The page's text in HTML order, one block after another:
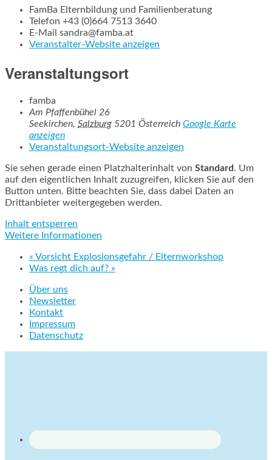
FamBa Elternbildung und Familienberatung
Telefon +43 (0)664 7513 3640
E-Mail sandra@famba.at
Veranstalter-Website anzeigen
Veranstaltungsort
famba
Am Pfaffenbühel 26
Seekirchen, Salzburg 5201 Österreich Google Karte
anzeigen
Veranstaltungsort-Website anzeigen
Sie sehen gerade einen Platzhalterinhalt von Standard . Um
auf den eigentlichen Inhalt zuzugreifen, klicken Sie auf den
Button unten. Bitte beachten Sie, dass dabei Daten an
Drittanbieter weitergegeben werden.
Inhalt entsperren
Weitere Informationen
« Vorsicht Explosionsgefahr / Elternworkshop
Was regt dich auf? »
Über uns
Newsletter
Kontakt
Impressum
Datenschutz